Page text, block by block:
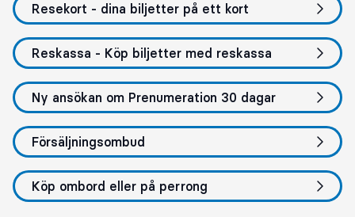
Resekort - dina biljetter på ett kort
Reskassa - Köp biljetter med reskassa
Ny ansökan om Prenumeration 30 dagar
Försäljningsombud
Köp ombord eller på perrong